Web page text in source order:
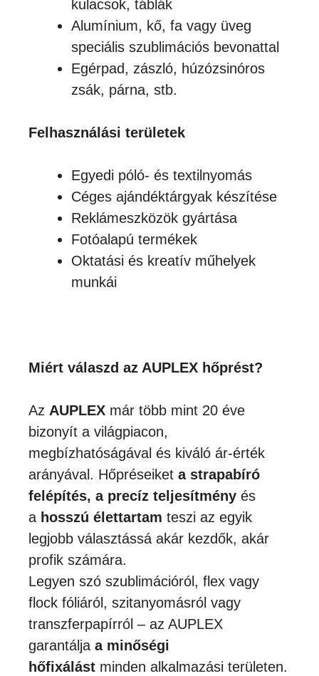
kulacsok, táblák
Alumínium, kő, fa vagy üveg
speciális szublimációs bevonattal
Egérpad, zászló, húzózsinóros
zsák, párna, stb.
Felhasználási területek
Egyedi póló- és textilnyomás
Céges ajándéktárgyak készítése
Reklámeszközök gyártása
Fotóalapú termékek
Oktatási és kreatív műhelyek
munkái
Miért válaszd az AUPLEX hőprést?
Az AUPLEX már több mint 20 éve
bizonyít a világpiacon,
megbízhatóságával és kiváló ár-érték
arányával. Hőpréseiket a strapabíró
felépítés, a precíz teljesítmény és
a hosszú élettartam teszi az egyik
legjobb választássá akár kezdők, akár
profik számára.
Legyen szó szublimációról, flex vagy
flock fóliáról, szitanyomásról vagy
transzferpapírról – az AUPLEX
garantálja a minőségi
hőfixálást minden alkalmazási területen.